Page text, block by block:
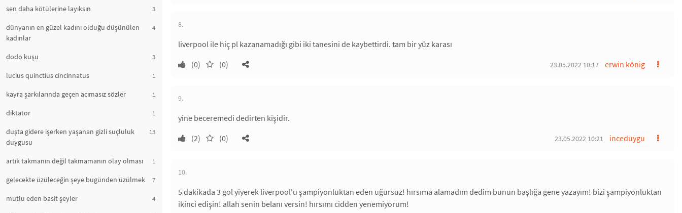
sen daha kötülerine layıksın 3
dünyanın en güzel kadını olduğu düşünülen
kadınlar
4
dodo kuşu 3
lucius quinctius cincinnatus 1
kayra şarkılarında geçen acımasız sözler 1
diktatör 1
duşta gidere işerken yaşanan gizli suçluluk
duygusu
13
artık takmanın değil takmamanın olay olması 1
gelecekte üzüleceğin şeye bugünden üzülmek 7
mutlu eden basit şeyler 4
8.
liverpool ile hiç pl kazanamadığı gibi iki tanesini de kaybettirdi. tam bir yüz karası
(0)
(0) erwin könig
23.05.2022 10:17
9.
yine beceremedi dedirten kişidir.
(2)
(0) inceduygu
23.05.2022 10:21
10.
5 dakikada 3 gol yiyerek liverpool'u şampiyonluktan eden uğursuz! hırsıma alamadım dedim bunun başlığa gene yazayım! bizi şampiyonluktan
ikinci edişin! allah senin belanı versin! hırsımı cidden yenemiyorum!